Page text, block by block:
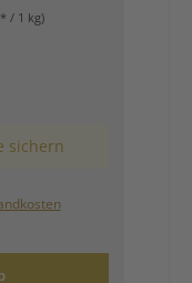
/ 1 kg)
sichern